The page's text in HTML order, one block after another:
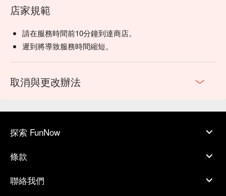
店家規範
請在服務時間前10分鐘到達商店。
遲到將導致服務時間縮短。
取消與更改辦法
探索 FunNow
條款
聯絡我們